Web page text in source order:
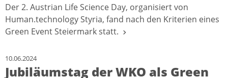
Der 2. Austrian Life Science Day, organisiert von
Human.technology Styria, fand nach den Kriterien eines
Green Event Steiermark statt.
10.06.2024
Jubiläumstag der WKO als Green